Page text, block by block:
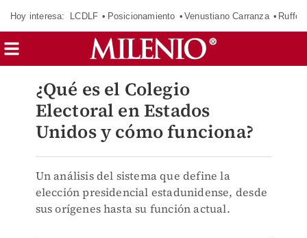
Hoy interesa: LCDLF Posicionamiento Venustiano Carranza Ruffo
¿Qué es el Colegio
Electoral en Estados
Unidos y cómo funciona?
Un análisis del sistema que define la
elección presidencial estadunidense, desde
sus orígenes hasta su función actual.